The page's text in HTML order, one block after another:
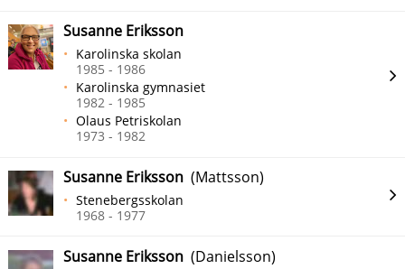
Susanne Eriksson
Karolinska skolan
1985 - 1986
Karolinska gymnasiet
1982 - 1985
Olaus Petriskolan
1973 - 1982
Susanne Eriksson (Mattsson)
Stenebergsskolan
1968 - 1977
Susanne Eriksson (Danielsson)